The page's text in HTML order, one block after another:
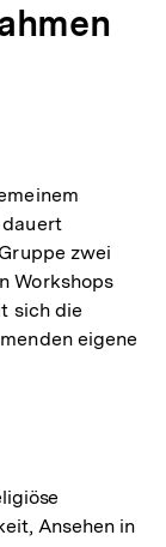
dauert
zwei
Workshops
sich die
eigene
Ansehen in